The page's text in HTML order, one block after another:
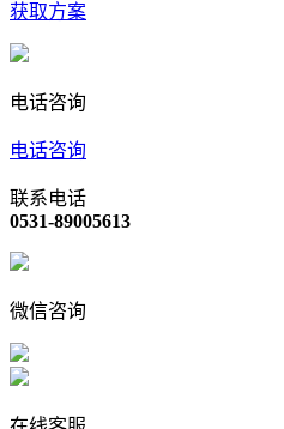
获取方案
电话咨询
电话咨询
联系电话
0531-89005613
微信咨询